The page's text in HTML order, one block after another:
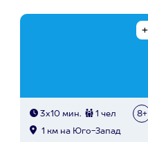
3х10 мин. 1 чел 8+
1 км на Юго-Запад